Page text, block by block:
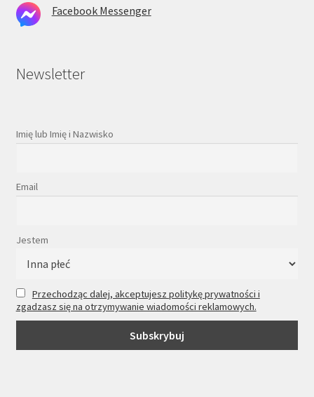
Facebook Messenger
Newsletter
Imię lub Imię i Nazwisko
Email
Jestem
Przechodząc dalej, akceptujesz politykę prywatności i
zgadzasz się na otrzymywanie wiadomości reklamowych.